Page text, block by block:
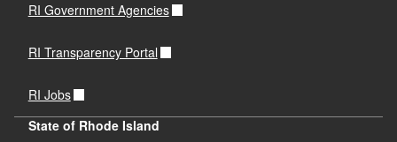
RI Government Agencies
RI Transparency Portal
RI Jobs
State of Rhode Island